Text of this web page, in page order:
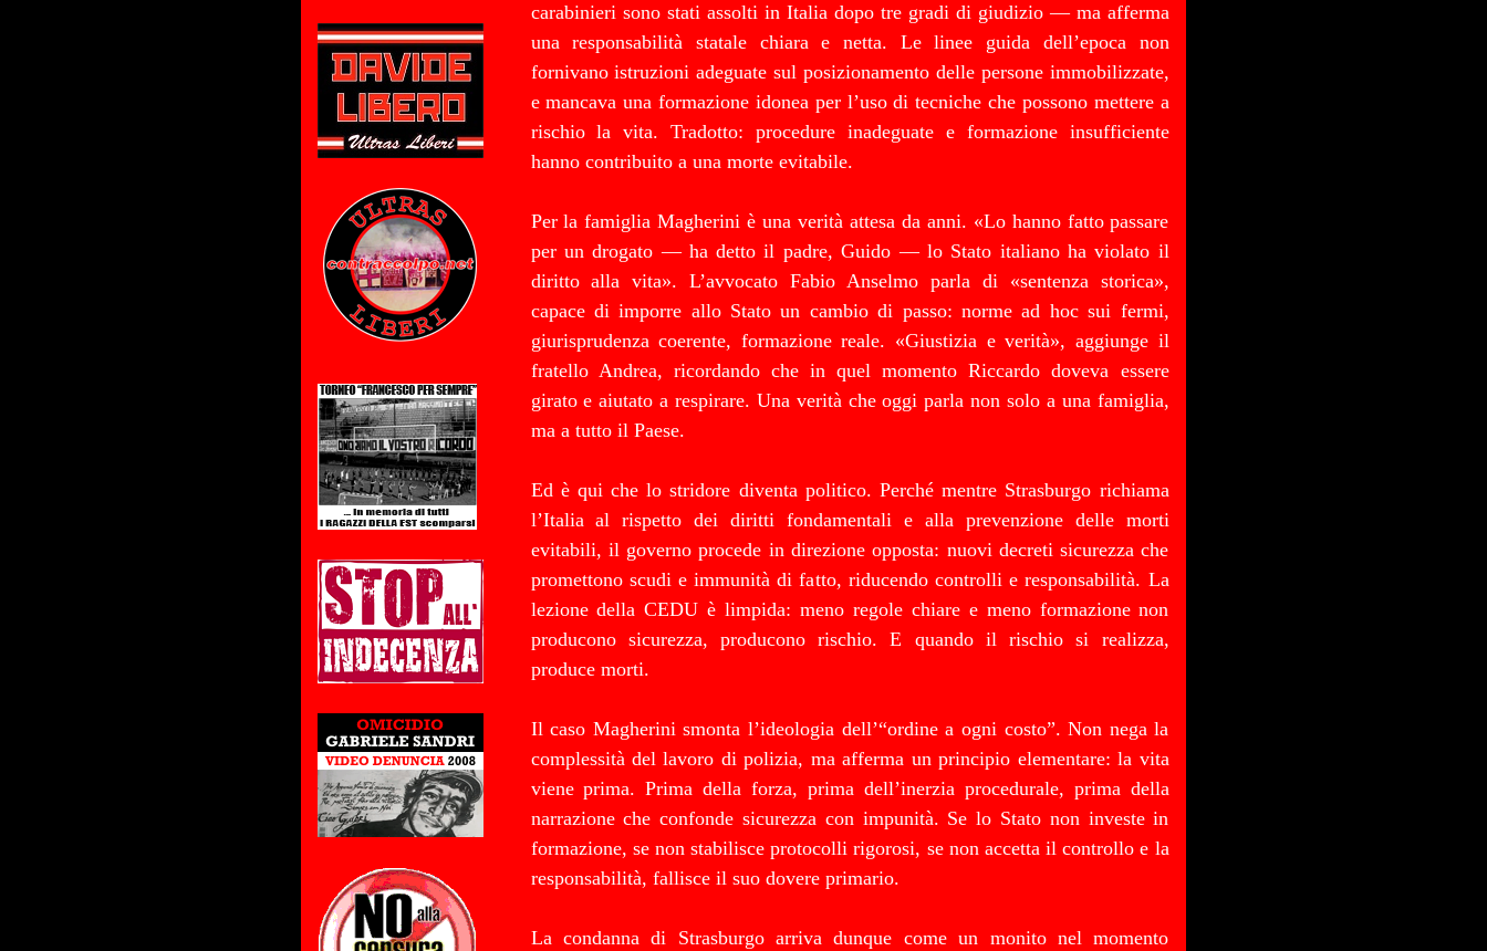
carabinieri sono stati assolti in Italia dopo tre gradi di giudizio — ma afferma
una responsabilità statale chiara e netta. Le linee guida dell’epoca non
fornivano istruzioni adeguate sul posizionamento delle persone immobilizzate,
e mancava una formazione idonea per l’uso di tecniche che possono mettere a
rischio la vita. Tradotto: procedure inadeguate e formazione insufficiente
hanno contribuito a una morte evitabile.
Per la famiglia Magherini è una verità attesa da anni. «Lo hanno fatto passare
per un drogato — ha detto il padre, Guido — lo Stato italiano ha violato il
diritto alla vita». L’avvocato Fabio Anselmo parla di «sentenza storica»,
capace di imporre allo Stato un cambio di passo: norme ad hoc sui fermi,
giurisprudenza coerente, formazione reale. «Giustizia e verità», aggiunge il
fratello Andrea, ricordando che in quel momento Riccardo doveva essere
girato e aiutato a respirare. Una verità che oggi parla non solo a una famiglia,
ma a tutto il Paese.
Ed è qui che lo stridore diventa politico. Perché mentre Strasburgo richiama
l’Italia al rispetto dei diritti fondamentali e alla prevenzione delle morti
evitabili, il governo procede in direzione opposta: nuovi decreti sicurezza che
promettono scudi e immunità di fatto, riducendo controlli e responsabilità. La
lezione della CEDU è limpida: meno regole chiare e meno formazione non
producono sicurezza, producono rischio. E quando il rischio si realizza,
produce morti.
Il caso Magherini smonta l’ideologia dell’“ordine a ogni costo”. Non nega la
complessità del lavoro di polizia, ma afferma un principio elementare: la vita
viene prima. Prima della forza, prima dell’inerzia procedurale, prima della
narrazione che confonde sicurezza con impunità. Se lo Stato non investe in
formazione, se non stabilisce protocolli rigorosi, se non accetta il controllo e la
responsabilità, fallisce il suo dovere primario.
La condanna di Strasburgo arriva dunque come un monito nel momento